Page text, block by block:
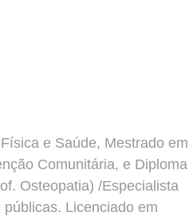
e Saúde, Mestrado em
Comunitária, e Diploma
Osteopatia) /Especialista
Licenciado em